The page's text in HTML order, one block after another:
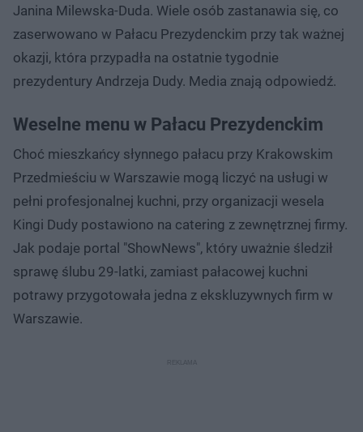
Janina Milewska-Duda. Wiele osób zastanawia się, co
zaserwowano w Pałacu Prezydenckim przy tak ważnej
okazji, która przypadła na ostatnie tygodnie
prezydentury Andrzeja Dudy. Media znają odpowiedź.
Weselne menu w Pałacu Prezydenckim
Choć mieszkańcy słynnego pałacu przy Krakowskim
Przedmieściu w Warszawie mogą liczyć na usługi w
pełni profesjonalnej kuchni, przy organizacji wesela
Kingi Dudy postawiono na catering z zewnętrznej firmy.
Jak podaje portal "ShowNews", który uważnie śledził
sprawę ślubu 29-latki, zamiast pałacowej kuchni
potrawy przygotowała jedna z ekskluzywnych firm w
Warszawie.